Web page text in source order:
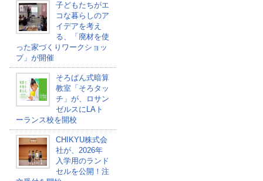
子どもたちがエ
コな暮らしのア
イデアを考え
る、「廃材を使
った家づくりワークショッ
プ」が開催
そろばん式暗算
教室「そろタッ
チ」が、ロサン
ゼルスにLAト
ーランス校を開校
CHIKYU株式会
社が、2026年
入学用のランド
セルを公開！注